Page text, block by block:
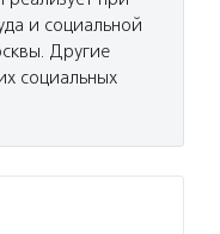
и социальной
Другие
социальных